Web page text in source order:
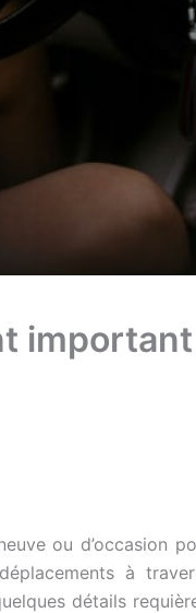
ou d’occasion
à
détails